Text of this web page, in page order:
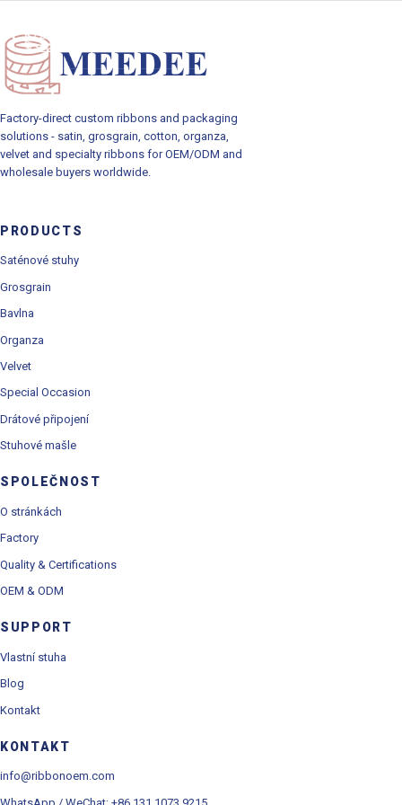
Factory-direct custom ribbons and packaging
solutions - satin, grosgrain, cotton, organza,
velvet and specialty ribbons for OEM/ODM and
wholesale buyers worldwide.
PRODUCTS
Saténové stuhy
Grosgrain
Bavlna
Organza
Velvet
Special Occasion
Drátové připojení
Stuhové mašle
SPOLEČNOST
O stránkách
Factory
Quality & Certifications
OEM & ODM
SUPPORT
Vlastní stuha
Blog
Kontakt
KONTAKT
info@ribbonoem.com